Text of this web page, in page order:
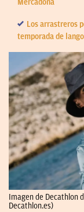
Mercadona
Los arrastreros
temporada de
Imagen de Decathlon
Decathlon.es)